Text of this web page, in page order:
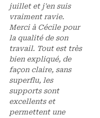
juillet et j'en suis
vraiment ravie.
Merci à Cécile pour
la qualité de son
travail. Tout est très
bien expliqué, de
façon claire, sans
superflu, les
supports sont
excellents et
permettent une